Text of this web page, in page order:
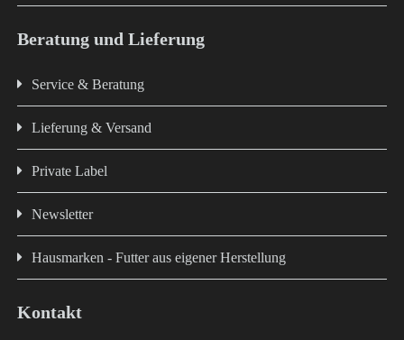
Beratung und Lieferung
Service & Beratung
Lieferung & Versand
Private Label
Newsletter
Hausmarken - Futter aus eigener Herstellung
Kontakt